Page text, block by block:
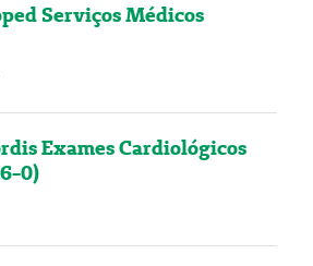
Serviços Médicos
Exames Cardiológicos
0)